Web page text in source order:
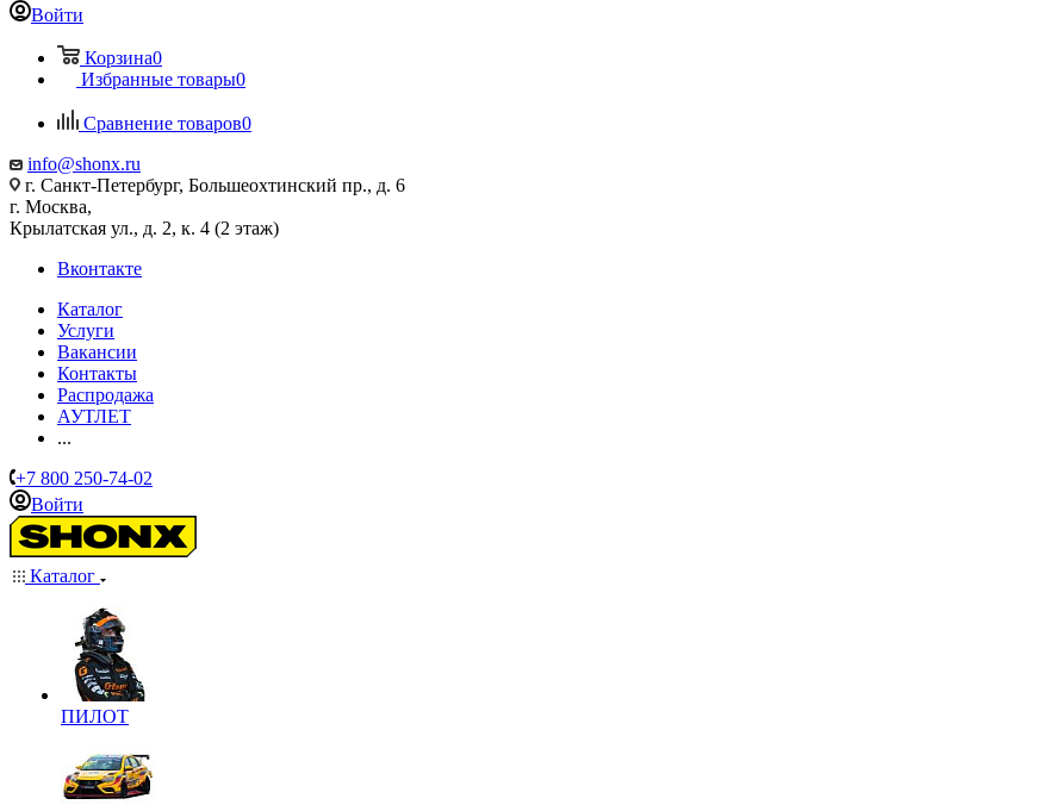
Войти
Корзина0
Избранные товары0
Сравнение товаров0
info@shonx.ru
г. Санкт-Петербург, Большеохтинский пр., д. 6
г. Москва,
Крылатская ул., д. 2, к. 4 (2 этаж)
Вконтакте
Каталог
Услуги
Вакансии
Контакты
Распродажа
АУТЛЕТ
...
+7 800 250-74-02
Войти
Каталог
ПИЛОТ